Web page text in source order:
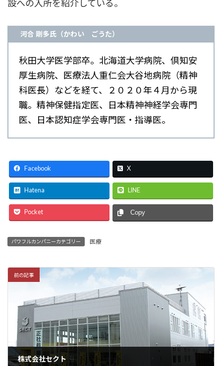
設への入所を紹介している。
河合 剛多氏（かわい ごうた）
秋田大学医学部卒。北海道大学病院、倶知安
厚生病院、医療法人重仁会大谷地病院（精神
科医長）などを経て、２０２０年４月から現
職。精神保健指定医、日本精神神経学会専門
医、日本認知症学会専門医・指導医。
Facebook X
Hatena LINE
Pocket Copy
パワフルカンパニーカテゴリー 医療
前の記事
株式会社セクト